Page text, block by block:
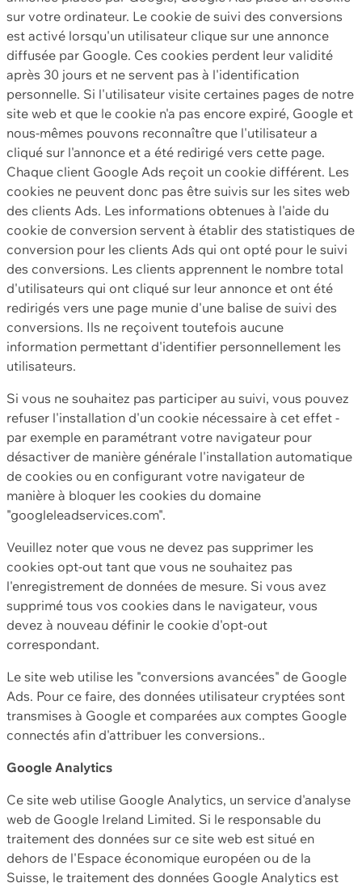
sur votre ordinateur. Le cookie de suivi des conversions
est activé lorsqu'un utilisateur clique sur une annonce
diffusée par Google. Ces cookies perdent leur validité
après 30 jours et ne servent pas à l'identification
personnelle. Si l'utilisateur visite certaines pages de notre
site web et que le cookie n'a pas encore expiré, Google et
nous-mêmes pouvons reconnaître que l'utilisateur a
cliqué sur l'annonce et a été redirigé vers cette page.
Chaque client Google Ads reçoit un cookie différent. Les
cookies ne peuvent donc pas être suivis sur les sites web
des clients Ads. Les informations obtenues à l'aide du
cookie de conversion servent à établir des statistiques de
conversion pour les clients Ads qui ont opté pour le suivi
des conversions. Les clients apprennent le nombre total
d'utilisateurs qui ont cliqué sur leur annonce et ont été
redirigés vers une page munie d'une balise de suivi des
conversions. Ils ne reçoivent toutefois aucune
information permettant d'identifier personnellement les
utilisateurs.
Si vous ne souhaitez pas participer au suivi, vous pouvez
refuser l'installation d'un cookie nécessaire à cet effet -
par exemple en paramétrant votre navigateur pour
désactiver de manière générale l'installation automatique
de cookies ou en configurant votre navigateur de
manière à bloquer les cookies du domaine
"googleleadservices.com".
Veuillez noter que vous ne devez pas supprimer les
cookies opt-out tant que vous ne souhaitez pas
l'enregistrement de données de mesure. Si vous avez
supprimé tous vos cookies dans le navigateur, vous
devez à nouveau définir le cookie d'opt-out
correspondant.
Le site web utilise les "conversions avancées" de Google
Ads. Pour ce faire, des données utilisateur cryptées sont
transmises à Google et comparées aux comptes Google
connectés afin d'attribuer les conversions..
Google Analytics
Ce site web utilise Google Analytics, un service d'analyse
web de Google Ireland Limited. Si le responsable du
traitement des données sur ce site web est situé en
dehors de l'Espace économique européen ou de la
Suisse, le traitement des données Google Analytics est